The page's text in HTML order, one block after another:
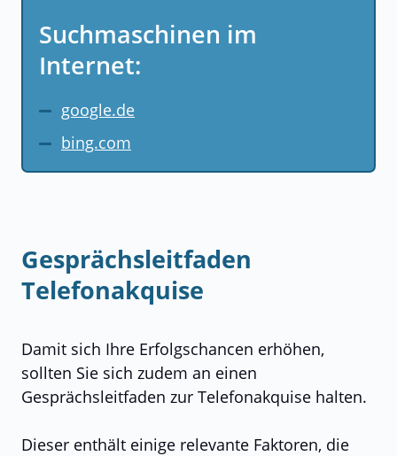
Suchmaschinen im
Internet:
google.de
bing.com
Gesprächsleitfaden
Telefonakquise
Damit sich Ihre Erfolgschancen erhöhen,
sollten Sie sich zudem an einen
Gesprächsleitfaden zur Telefonakquise halten.
Dieser enthält einige relevante Faktoren, die